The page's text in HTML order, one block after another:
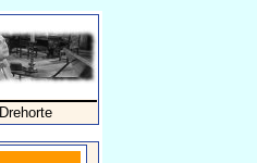
Drehorte